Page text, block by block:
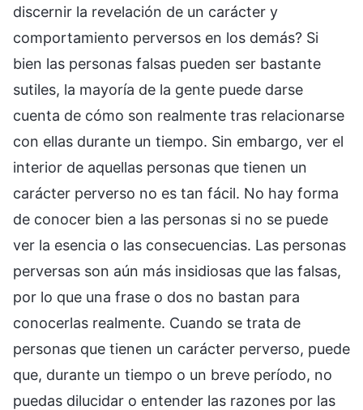
discernir la revelación de un carácter y
comportamiento perversos en los demás? Si
bien las personas falsas pueden ser bastante
sutiles, la mayoría de la gente puede darse
cuenta de cómo son realmente tras relacionarse
con ellas durante un tiempo. Sin embargo, ver el
interior de aquellas personas que tienen un
carácter perverso no es tan fácil. No hay forma
de conocer bien a las personas si no se puede
ver la esencia o las consecuencias. Las personas
perversas son aún más insidiosas que las falsas,
por lo que una frase o dos no bastan para
conocerlas realmente. Cuando se trata de
personas que tienen un carácter perverso, puede
que, durante un tiempo o un breve período, no
puedas dilucidar o entender las razones por las